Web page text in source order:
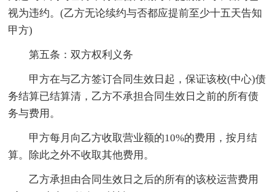
视为违约。(乙方无论续约与否都应提前至少十五天告知
甲方)
第五条：双方权利义务
甲方在与乙方签订合同生效日起，保证该校(中心)债
务结算已结算清，乙方不承担合同生效日之前的所有债
务与费用。
甲方每月向乙方收取营业额的10%的费用，按月结
算。除此之外不收取其他费用。
乙方承担由合同生效日之后的所有的该校运营费用